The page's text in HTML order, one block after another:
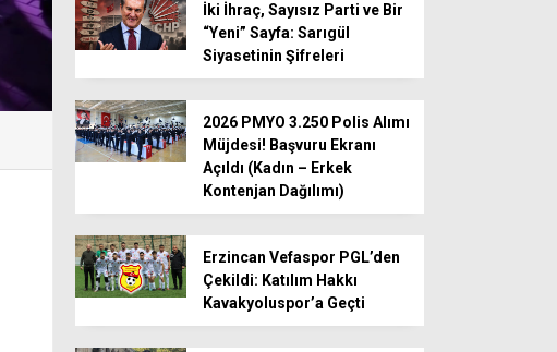
İki İhraç, Sayısız Parti ve Bir
“Yeni” Sayfa: Sarıgül
Siyasetinin Şifreleri
2026 PMYO 3.250 Polis Alımı
Müjdesi! Başvuru Ekranı
Açıldı (Kadın – Erkek
Kontenjan Dağılımı)
Erzincan Vefaspor PGL’den
Çekildi: Katılım Hakkı
Kavakyoluspor’a Geçti